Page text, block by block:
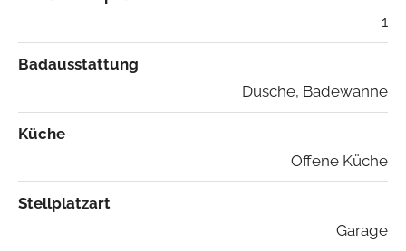
1
Badausstattung
Dusche, Badewanne
Küche
Offene Küche
Stellplatzart
Garage